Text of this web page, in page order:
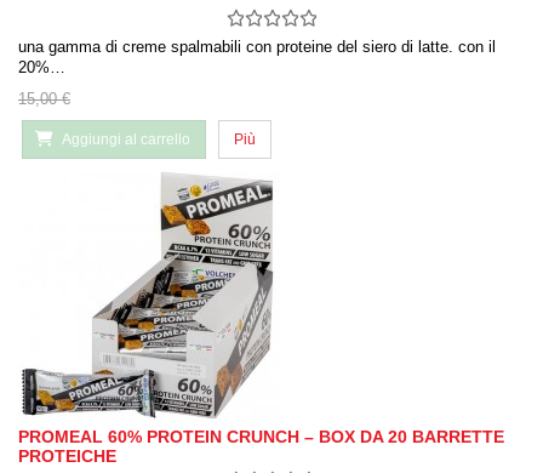
una gamma di creme spalmabili con proteine ​​del siero di latte. con il
20%…
15,00 €
Aggiungi al carrello Più
PROMEAL 60% PROTEIN CRUNCH – BOX DA 20 BARRETTE
PROTEICHE